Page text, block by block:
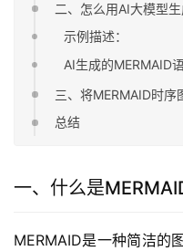
二、怎么用AI大模型
示例描述：
AI生成的MERMAID语
三、将MERMAID时序
总结
一、什么是
MERMAID是一种简洁的